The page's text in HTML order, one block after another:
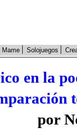
Mame Solojuegos
en la
por